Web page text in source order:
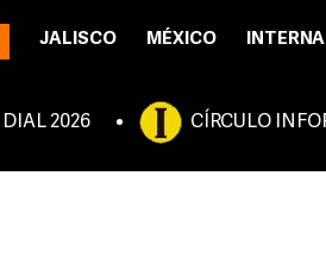
JALISCO MÉXICO
2026 CÍRCULO